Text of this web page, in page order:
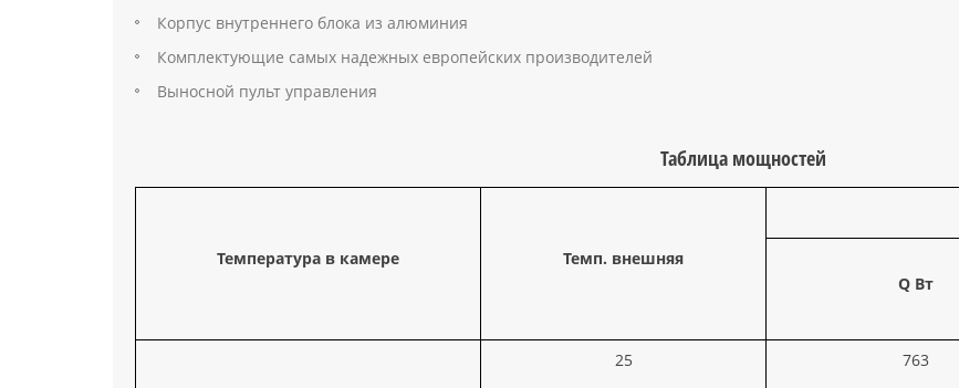
Корпус внутреннего блока из алюминия
Комплектующие самых надежных европейских производителей
Выносной пульт управления
Таблица мощностей
Температура в камере Темп. внешняя
Q Вт
25 763